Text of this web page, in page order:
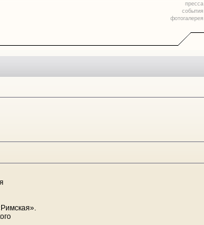
пресса
события
фотогалерея